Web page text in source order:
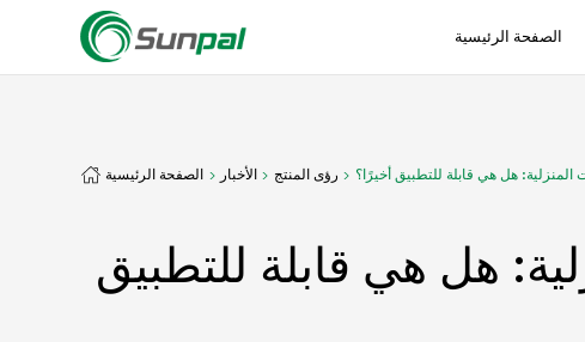
الصفحة الرئيسية
الصفحة الرئيسية الأخبار رؤى المنتج هل هي قابلة للتطبيق أخيرًا؟
هل هي قابلة للتطبيق